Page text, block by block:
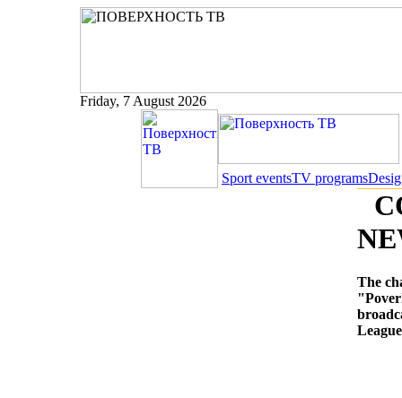
Friday, 7 August 2026
Sport eventsTV programs
The
League